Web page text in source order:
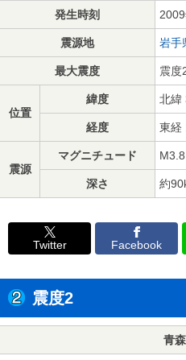
発生時刻
震源地 岩手
最大震度 震度
位置
緯度 北緯
経度 東経
震源
マグニチュード M3.8
深さ 約
Twitter Facebook
震度2
青